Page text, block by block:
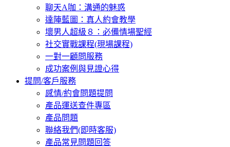
聊天A咖：溝通的魅惑
達陣藍圖：真人約會教學
壞男人超級８：必備情場聖經
社交實戰課程(現場課程)
一對一顧問服務
成功案例與見證心得
提問/客戶服務
感情/約會問題提問
產品運送查件專區
產品問題
聯絡我們(即時客服)
產品常見問題回答